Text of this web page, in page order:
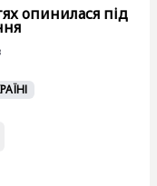
опинилася під